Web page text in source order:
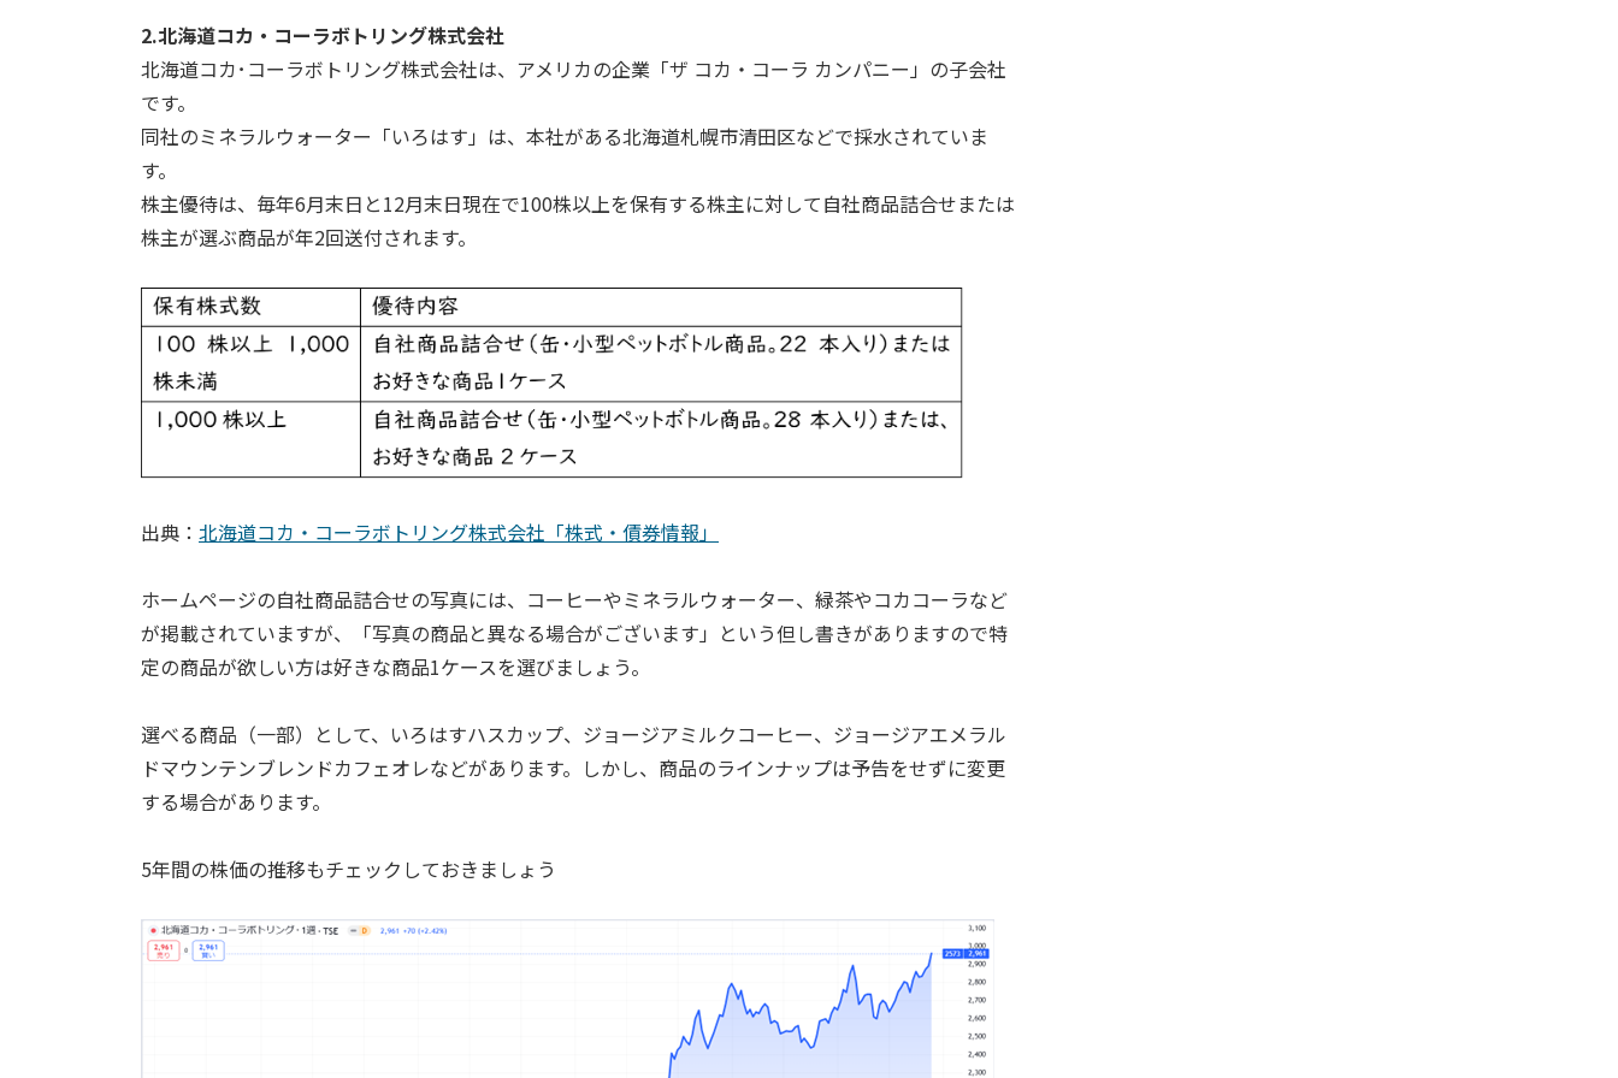
2.北海道コカ・コーラボトリング株式会社
北海道コカ･コーラボトリング株式会社は、アメリカの企業「ザ コカ・コーラ カンパニー」の子会社
です。
同社のミネラルウォーター「いろはす」は、本社がある北海道札幌市清田区などで採水されていま
す。
株主優待は、毎年6月末日と12月末日現在で100株以上を保有する株主に対して自社商品詰合せまたは
株主が選ぶ商品が年2回送付されます。
出典： 北海道コカ・コーラボトリング株式会社「株式・債券情報」
ホームページの自社商品詰合せの写真には、コーヒーやミネラルウォーター、緑茶やコカコーラなど
が掲載されていますが、「写真の商品と異なる場合がございます」という但し書きがありますので特
定の商品が欲しい方は好きな商品1ケースを選びましょう。
選べる商品（一部）として、いろはすハスカップ、ジョージアミルクコーヒー、ジョージアエメラル
ドマウンテンブレンドカフェオレなどがあります。しかし、商品のラインナップは予告をせずに変更
する場合があります。
5年間の株価の推移もチェックしておきましょう